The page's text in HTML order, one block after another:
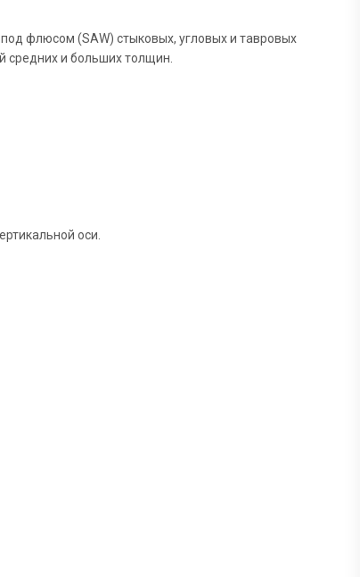
флюсом (SAW) стыковых, угловых и тавровых
средних и больших толщин.
оси.